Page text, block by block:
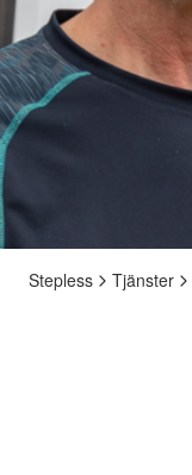
Stepless Tjänster